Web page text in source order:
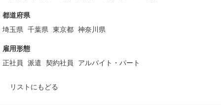
都道府県
埼玉県
千葉県 東京都 神奈川県
雇用形態
正社員
派遣 契約社員 アルバイト・パート
リストにもどる